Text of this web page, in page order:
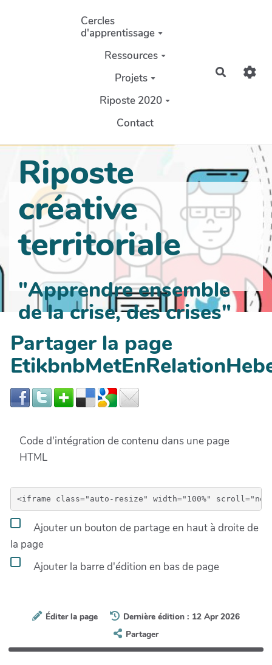
Aller au contenu principal
Cercles
d'apprentissage
Ressources
Projets
Riposte 2020
Contact
Riposte
créative
territoriale
"Apprendre ensemble
de la crise, des crises"
Partager la page
Code d'intégration de contenu dans une page
HTML
Ajouter un bouton de partage en haut à droite de
la page
Ajouter la barre d'édition en bas de page
Éditer la page
Dernière édition : 12 Apr 2026
Partager